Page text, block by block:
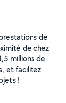
de
de chez
millions de
et facilitez
!